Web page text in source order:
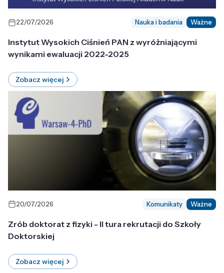
22/07/2026 Nauka i badania Ważne
Instytut Wysokich Ciśnień PAN z wyróżniającymi
wynikami ewaluacji 2022-2025
Zobacz więcej
20/07/2026 Komunikaty Ważne
Zrób doktorat z fizyki - II tura rekrutacji do Szkoły
Doktorskiej
Zobacz więcej